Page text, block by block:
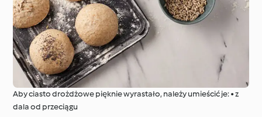
Aby ciasto drożdżowe pięknie wyrastało, należy umieścić je: • z
dala od przeciągu